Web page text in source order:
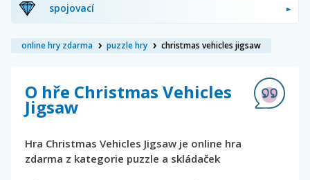
spojovací
online hry zdarma puzzle hry christmas vehicles jigsaw
O hře Christmas Vehicles
Jigsaw
Hra Christmas Vehicles Jigsaw je online hra
zdarma z kategorie puzzle a skládaček